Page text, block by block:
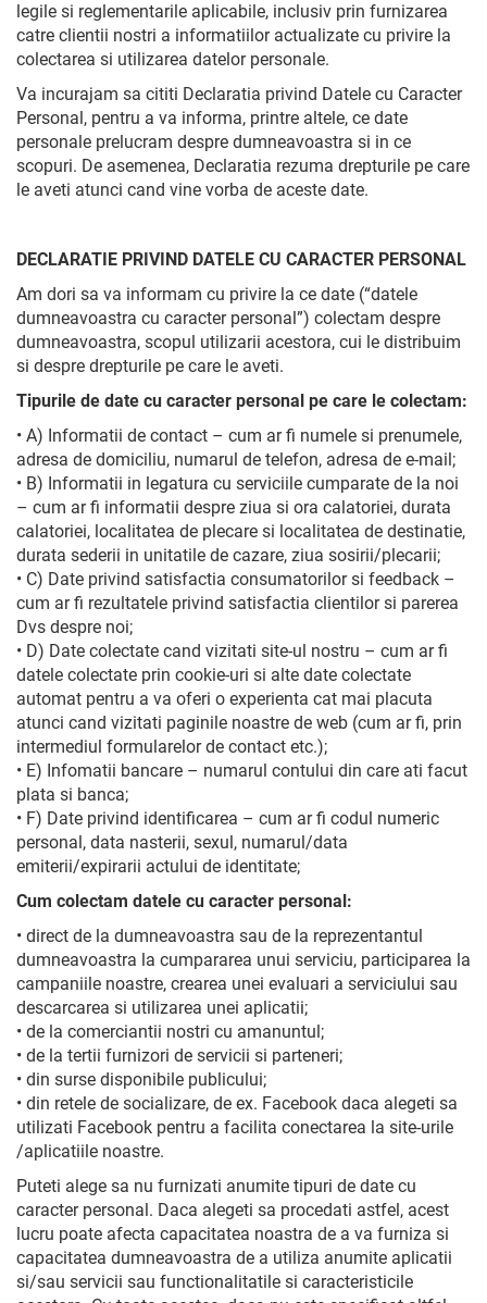
legile si reglementarile aplicabile, inclusiv prin furnizarea
catre clientii nostri a informatiilor actualizate cu privire la
colectarea si utilizarea datelor personale.
Va incurajam sa cititi Declaratia privind Datele cu Caracter
Personal, pentru a va informa, printre altele, ce date
personale prelucram despre dumneavoastra si in ce
scopuri. De asemenea, Declaratia rezuma drepturile pe care
le aveti atunci cand vine vorba de aceste date.
DECLARATIE PRIVIND DATELE CU CARACTER PERSONAL
Am dori sa va informam cu privire la ce date (“datele
dumneavoastra cu caracter personal”) colectam despre
dumneavoastra, scopul utilizarii acestora, cui le distribuim
si despre drepturile pe care le aveti.
Tipurile de date cu caracter personal pe care le colectam:
• A) Informatii de contact – cum ar fi numele si prenumele,
adresa de domiciliu, numarul de telefon, adresa de e-mail;
• B) Informatii in legatura cu serviciile cumparate de la noi
– cum ar fi informatii despre ziua si ora calatoriei, durata
calatoriei, localitatea de plecare si localitatea de destinatie,
durata sederii in unitatile de cazare, ziua sosirii/plecarii;
• C) Date privind satisfactia consumatorilor si feedback –
cum ar fi rezultatele privind satisfactia clientilor si parerea
Dvs despre noi;
• D) Date colectate cand vizitati site-ul nostru – cum ar fi
datele colectate prin cookie-uri si alte date colectate
automat pentru a va oferi o experienta cat mai placuta
atunci cand vizitati paginile noastre de web (cum ar fi, prin
intermediul formularelor de contact etc.);
• E) Infomatii bancare – numarul contului din care ati facut
plata si banca;
• F) Date privind identificarea – cum ar fi codul numeric
personal, data nasterii, sexul, numarul/data
emiterii/expirarii actului de identitate;
Cum colectam datele cu caracter personal:
• direct de la dumneavoastra sau de la reprezentantul
dumneavoastra la cumpararea unui serviciu, participarea la
campaniile noastre, crearea unei evaluari a serviciului sau
descarcarea si utilizarea unei aplicatii;
• de la comerciantii nostri cu amanuntul;
• de la tertii furnizori de servicii si parteneri;
• din surse disponibile publicului;
• din retele de socializare, de ex. Facebook daca alegeti sa
utilizati Facebook pentru a facilita conectarea la site-urile
/aplicatiile noastre.
Puteti alege sa nu furnizati anumite tipuri de date cu
caracter personal. Daca alegeti sa procedati astfel, acest
lucru poate afecta capacitatea noastra de a va furniza si
capacitatea dumneavoastra de a utiliza anumite aplicatii
si/sau servicii sau functionalitatile si caracteristicile